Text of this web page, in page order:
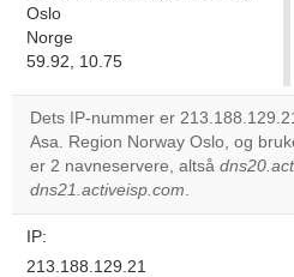
Oslo
Norge
59.92, 10.75
Dets IP-nummer er
Asa. Region Norway Oslo, og
er 2 navneservere, altså
dns21.activeisp.com.
IP:
213.188.129.21